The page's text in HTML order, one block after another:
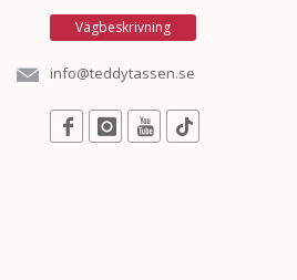
Vägbeskrivning
info@teddytassen.se